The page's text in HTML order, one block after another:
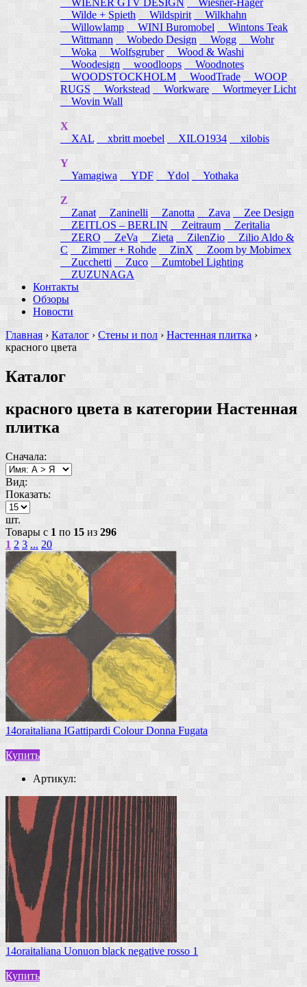
WIENER GTV DESIGN
Wiesner-Hager
Wilde + Spieth
Wildspirit
Wilkhahn
Willowlamp
WINI Buromobel
Wintons Teak
Wittmann
Wobedo Design Wogg
Wohr
Woka
Wolfsgruber
Wood & Washi
Woodesign
woodloops
Woodnotes
WOODSTOCKHOLM
WoodTrade
WOOP
RUGS
Workstead Workware
Wortmeyer Licht
Wovin Wall
X
XAL
xbritt moebel XILO1934 xilobis
Y
Yamagiwa
YDF Ydol Yothaka
Z
Zanat
Zaninelli Zanotta Zava
Zee Design
ZEITLOS – BERLIN
Zeitraum
Zeritalia
ZERO
ZeVa Zieta ZilenZio
Zilio Aldo &
C
Zimmer + Rohde ZinX
Zoom by Mobimex
Zucchetti
Zuco
Zumtobel Lighting
ZUZUNAGA
Контакты
Обзоры
Новости
Главная › Каталог › Стены и пол › Настенная плитка ›
красного цвета
Каталог
красного цвета в категории Настенная
плитка
Сначала:
Вид:
Показать:
шт.
Товары с 1 по 15 из 296
1 2 3 ... 20
14oraitaliana IGattipardi Colour Donna Fugata
Купить
Артикул:
14oraitaliana Uonuon black negative rosso 1
Купить